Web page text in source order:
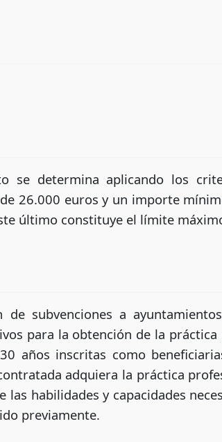
se determina aplicando los
26.000 euros y un importe
último constituye el límite
subvenciones a
para la obtención de la
años inscritas como
adquiera la práctica
habilidades y capacidades
previamente.